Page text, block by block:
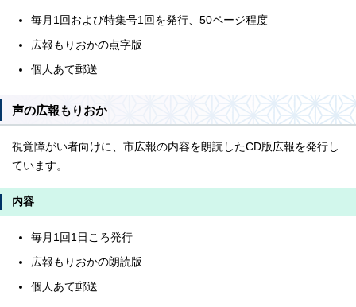
毎月1回および特集号1回を発行、50ページ程度
広報もりおかの点字版
個人あて郵送
声の広報もりおか
視覚障がい者向けに、市広報の内容を朗読したCD版広報を発行し
ています。
内容
毎月1回1日ころ発行
広報もりおかの朗読版
個人あて郵送